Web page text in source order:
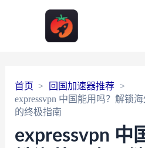
首页
回国加速器推荐
expressvpn 中国能用吗？解锁
的终极指南
expressvpn 中